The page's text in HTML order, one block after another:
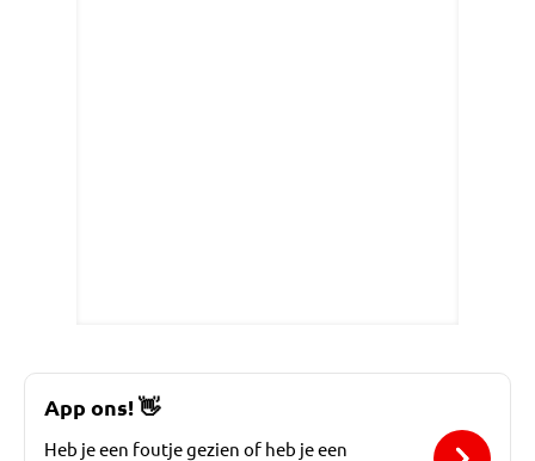
App ons!👋
Heb je een foutje gezien of heb je een